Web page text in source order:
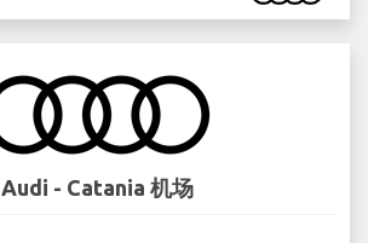
Audi - Catania 机场